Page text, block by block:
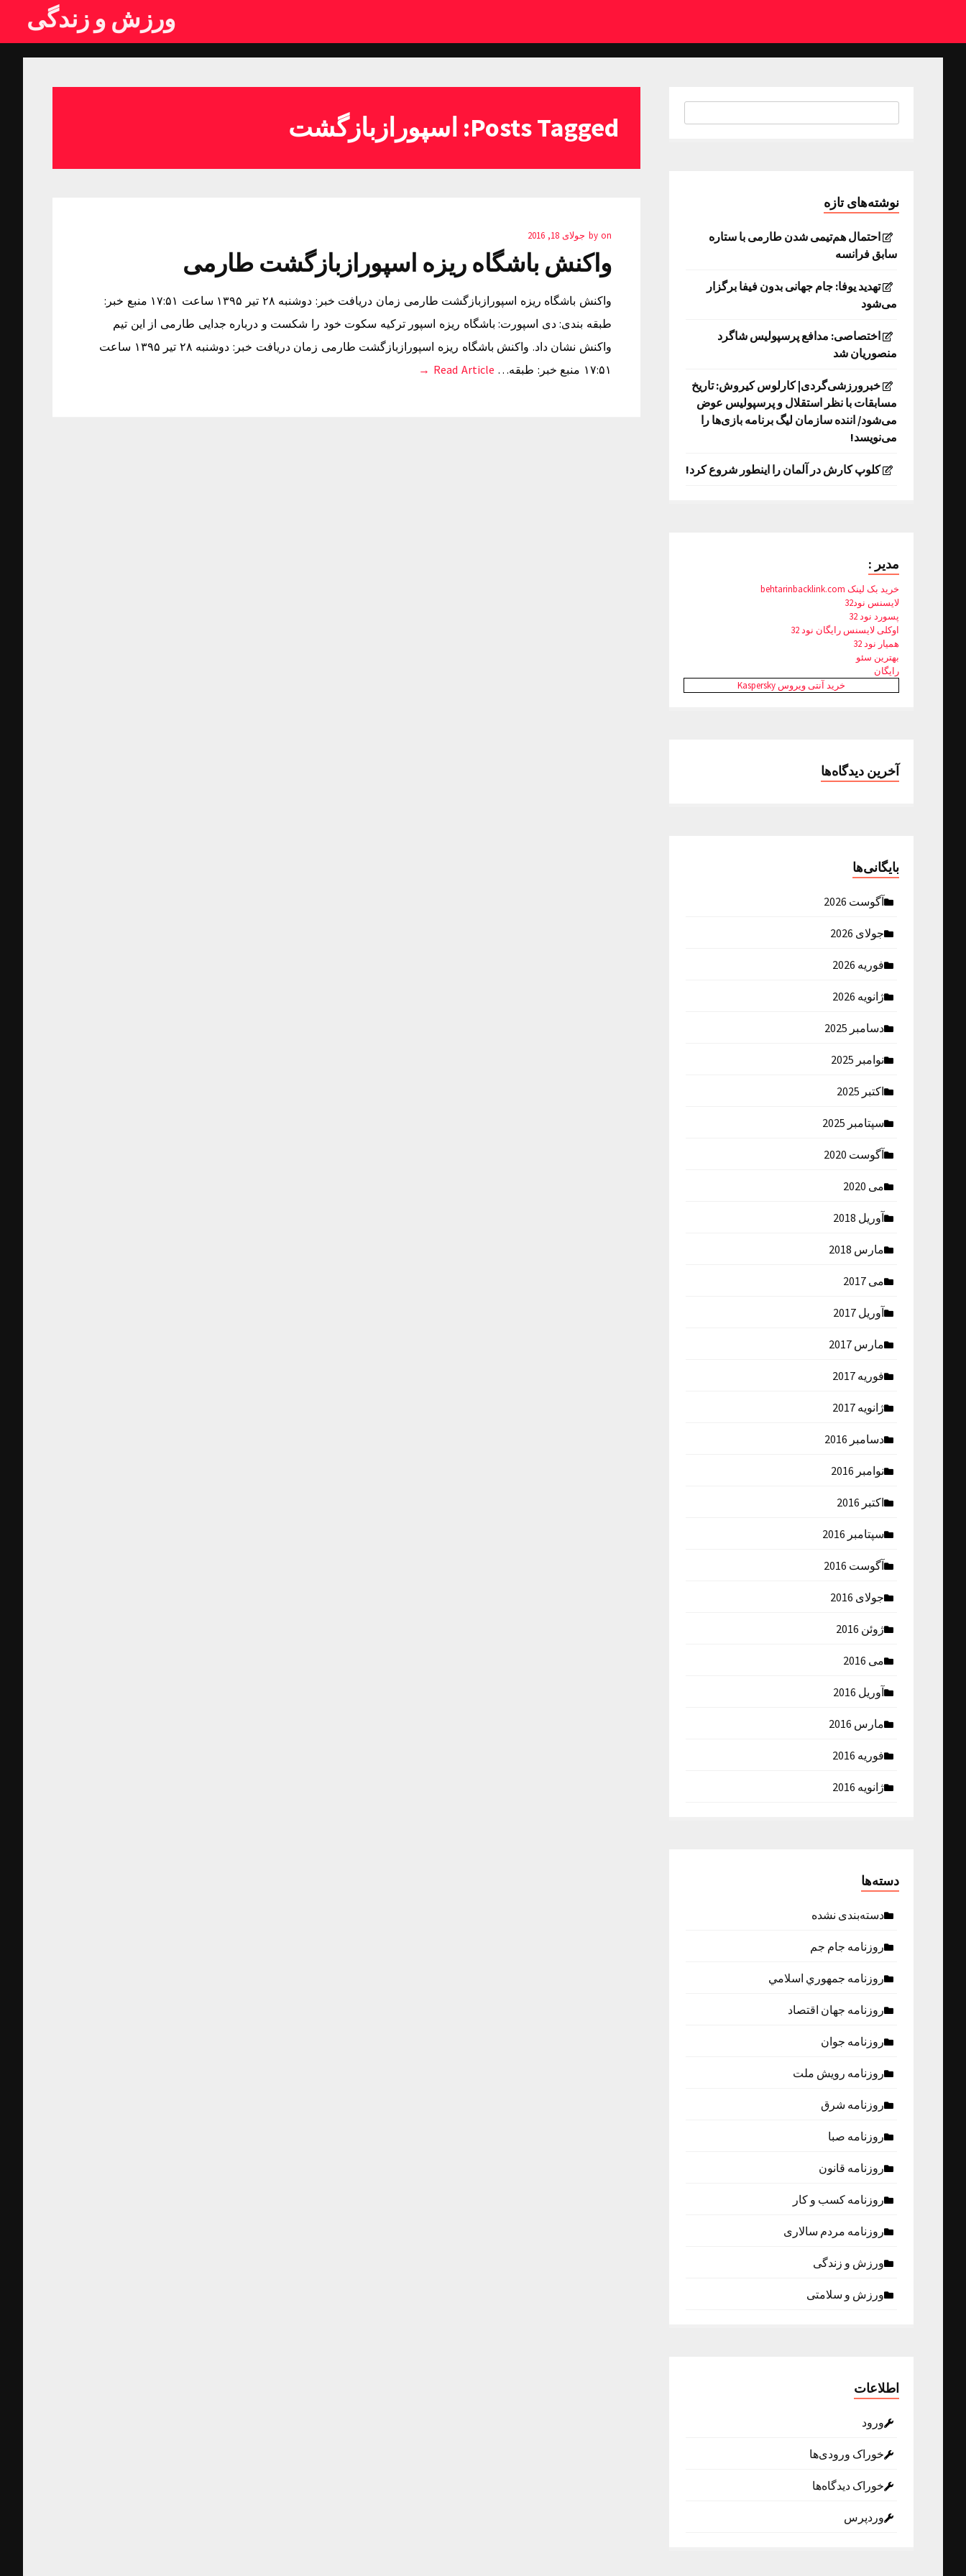
ورزش و زندگی
Posts Tagged: اسپورازبازگشت
by on جولای 18, 2016
واکنش باشگاه ریزه اسپورازبازگشت طارمی
واکنش باشگاه ریزه اسپورازبازگشت طارمی زمان دریافت خبر: دوشنبه ۲۸ تیر ۱۳۹۵ ساعت ۱۷:۵۱ منبع خبر:
طبقه بندی: دی اسپورت: باشگاه ریزه اسپور ترکیه سکوت خود را شکست و درباره جدایی طارمی از این تیم
واکنش نشان داد. واکنش باشگاه ریزه اسپورازبازگشت طارمی زمان دریافت خبر: دوشنبه ۲۸ تیر ۱۳۹۵ ساعت
۱۷:۵۱ منبع خبر: طبقه…
Read Article →
نوشته‌های تازه
احتمال هم‌تیمی شدن طارمی با ستاره
سابق فرانسه
تهدید یوفا: جام جهانی بدون فیفا برگزار
می‌شود
اختصاصی: مدافع پرسپولیس شاگرد
منصوریان شد
خبرورزشی‌گردی| کارلوس کیروش: تاریخ
مسابقات با نظر استقلال و پرسپولیس عوض
می‌شود/ اننده سازمان لیگ برنامه بازی‌ها را
می‌نویسد!
کلوپ کارش در آلمان را اینطور شروع کرد!
مدیر :
خرید بک لینک behtarinbacklink.com
لایسنس نود32
پسورد نود 32
اوکلی لایسنس رایگان نود 32
همیار نود 32
بهترین سئو
رایگان
خرید آنتی ویروس Kaspersky
آخرین دیدگاه‌ها
بایگانی‌ها
آگوست 2026
جولای 2026
فوریه 2026
ژانویه 2026
دسامبر 2025
نوامبر 2025
اکتبر 2025
سپتامبر 2025
آگوست 2020
می 2020
آوریل 2018
مارس 2018
می 2017
آوریل 2017
مارس 2017
فوریه 2017
ژانویه 2017
دسامبر 2016
نوامبر 2016
اکتبر 2016
سپتامبر 2016
آگوست 2016
جولای 2016
ژوئن 2016
می 2016
آوریل 2016
مارس 2016
فوریه 2016
ژانویه 2016
دسته‌ها
دسته‌بندی نشده
روزنامه جام جم
روزنامه جمهوري اسلامي
روزنامه جهان اقتصاد
روزنامه جوان
روزنامه رویش ملت
روزنامه شرق
روزنامه صبا
روزنامه قانون
روزنامه كسب و كار
روزنامه مردم سالاری
ورزش و زندگی
ورزش و سلامتی
اطلاعات
ورود
خوراک ورودی‌ها
خوراک دیدگاه‌ها
وردپرس